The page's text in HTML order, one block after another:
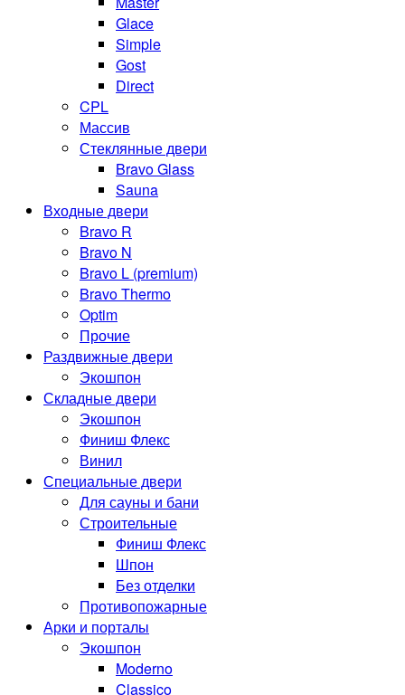
Glace
Simple
Gost
Direct
CPL
Массив
Стеклянные двери
Bravo Glass
Sauna
Входные двери
Bravo R
Bravo N
Bravo L (premium)
Bravo Thermo
Optim
Прочие
Раздвижные двери
Экошпон
Складные двери
Экошпон
Финиш Флекс
Винил
Специальные двери
Для сауны и бани
Строительные
Финиш Флекс
Шпон
Без отделки
Противопожарные
Арки и порталы
Экошпон
Moderno
Classico